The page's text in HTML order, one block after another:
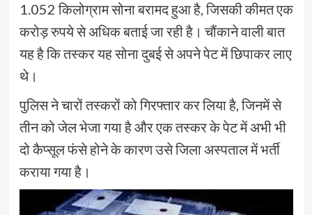
1.052 किलोग्राम सोना बरामद हुआ है, जिसकी कीमत एक
करोड़ रुपये से अधिक बताई जा रही है। चौंकाने वाली बात
यह है कि तस्कर यह सोना दुबई से अपने पेट में छिपाकर लाए
थे।
पुलिस ने चारों तस्करों को गिरफ्तार कर लिया है, जिनमें से
तीन को जेल भेजा गया है और एक तस्कर के पेट में अभी भी
दो कैप्सूल फंसे होने के कारण उसे जिला अस्पताल में भर्ती
कराया गया है।